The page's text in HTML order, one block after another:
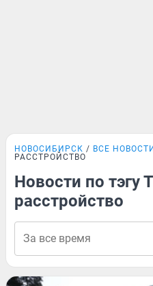
НОВОСИБИРСК ВСЕ НОВОСТИ
РАССТРОЙСТВО
Новости по тэгу
расстройство